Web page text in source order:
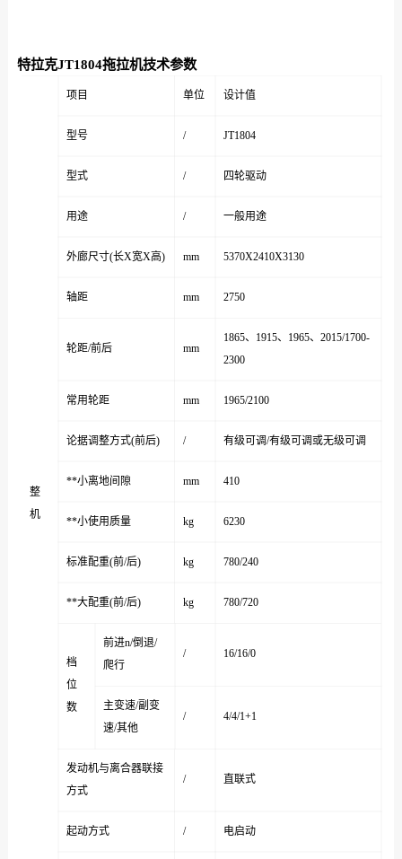
特拉克JT1804拖拉机技术参数
整
机
项目 单位 设计值
型号 / JT1804
型式 / 四轮驱动
用途 / 一般用途
外廊尺寸(长X宽X高) mm 5370X2410X3130
轴距 mm 2750
轮距/前后 mm
1865、1915、1965、2015/1700-
2300
常用轮距 mm 1965/2100
论据调整方式(前后) / 有级可调/有级可调或无级可调
**小离地间隙 mm 410
**小使用质量 kg 6230
标准配重(前/后) kg 780/240
**大配重(前/后) kg 780/720
档
位
数
前进n/倒退/
爬行
/ 16/16/0
主变速/副变
速/其他
/ 4/4/1+1
发动机与离合器联接
方式
/ 直联式
起动方式 / 电启动